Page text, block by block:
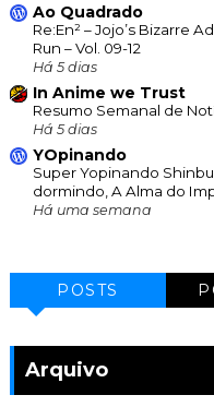
Ao Quadrado
Re:En² – Jojo’s Bizarre
Run – Vol. 09-12
Há 5 dias
In Anime we Trust
Resumo Semanal de
Há 5 dias
YOpinando
Super Yopinando
dormindo, A Alma do
Há uma semana
POSTS
Arquivo